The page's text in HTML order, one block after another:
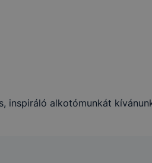
inspiráló alkotómunkát